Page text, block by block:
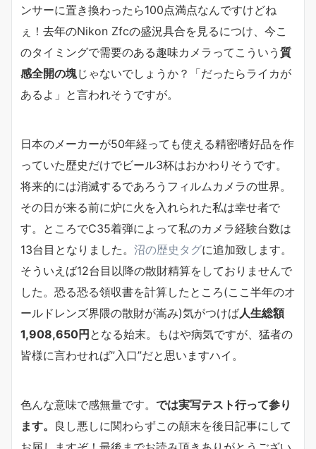
ンサーに置き換わったら100点満点なんですけどね
ぇ！去年のNikon Zfcの盛況具合を見るにつけ、今こ
のタイミングで需要のある趣味カメラってこういう 質
感全開の塊じゃないでしょうか？「だったらライカが
あるよ」と言われそうですが。
日本のメーカーが50年経っても使える精密嗜好品を作
っていた歴史だけでビール3杯はおかわりそうです。
将来的には消滅するであろうフィルムカメラの世界。
その日が来る前に炉に火を入れられた私は幸せ者で
す。ところでC35着弾によって私のカメラ経験台数は
13台目となりました。 沼の歴史タグに追加致します。
そういえば12台目以降の散財精算をしておりませんで
した。恐る恐る領収書を計算したところ(ここ半年のオ
ールドレンズ界隈の散財が嵩み)気がつけば人生総額
1,908,650円 となる始末。もはや病気ですが、猛者の
皆様に言わせれば”入口”だと思いますハイ。
色んな意味で感無量です。 では実写テスト行って参り
ます。 良し悪しに関わらずこの顛末を後日記事にして